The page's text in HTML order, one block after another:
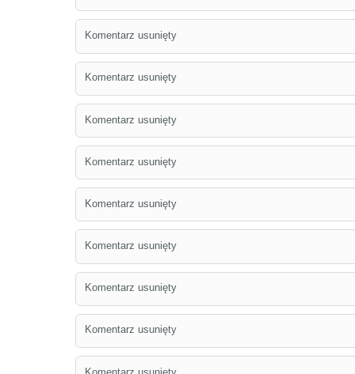
Komentarz usunięty
Komentarz usunięty
Komentarz usunięty
Komentarz usunięty
Komentarz usunięty
Komentarz usunięty
Komentarz usunięty
Komentarz usunięty